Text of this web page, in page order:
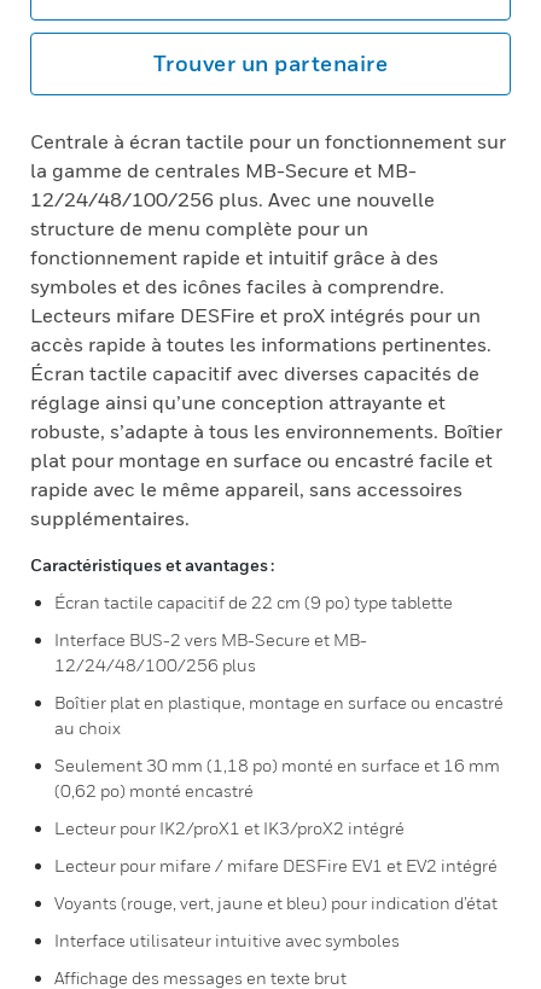
Trouver un partenaire
Centrale à écran tactile pour un fonctionnement sur
la gamme de centrales MB-Secure et MB-
12/24/48/100/256 plus. Avec une nouvelle
structure de menu complète pour un
fonctionnement rapide et intuitif grâce à des
symboles et des icônes faciles à comprendre.
Lecteurs mifare DESFire et proX intégrés pour un
accès rapide à toutes les informations pertinentes.
Écran tactile capacitif avec diverses capacités de
réglage ainsi qu’une conception attrayante et
robuste, s’adapte à tous les environnements. Boîtier
plat pour montage en surface ou encastré facile et
rapide avec le même appareil, sans accessoires
supplémentaires.
Caractéristiques et avantages :
Écran tactile capacitif de 22 cm (9 po) type tablette
Interface BUS-2 vers MB-Secure et MB-
12/24/48/100/256 plus
Boîtier plat en plastique, montage en surface ou encastré
au choix
Seulement 30 mm (1,18 po) monté en surface et 16 mm
(0,62 po) monté encastré
Lecteur pour IK2/proX1 et IK3/proX2 intégré
Lecteur pour mifare / mifare DESFire EV1 et EV2 intégré
Voyants (rouge, vert, jaune et bleu) pour indication d’état
Interface utilisateur intuitive avec symboles
Affichage des messages en texte brut